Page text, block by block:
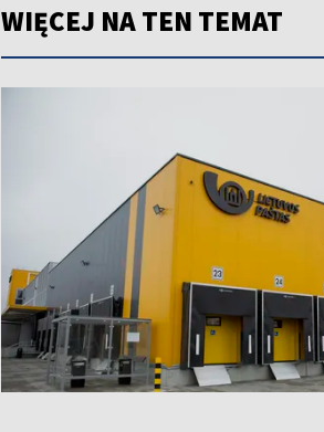
WIĘCEJ NA TEN TEMAT